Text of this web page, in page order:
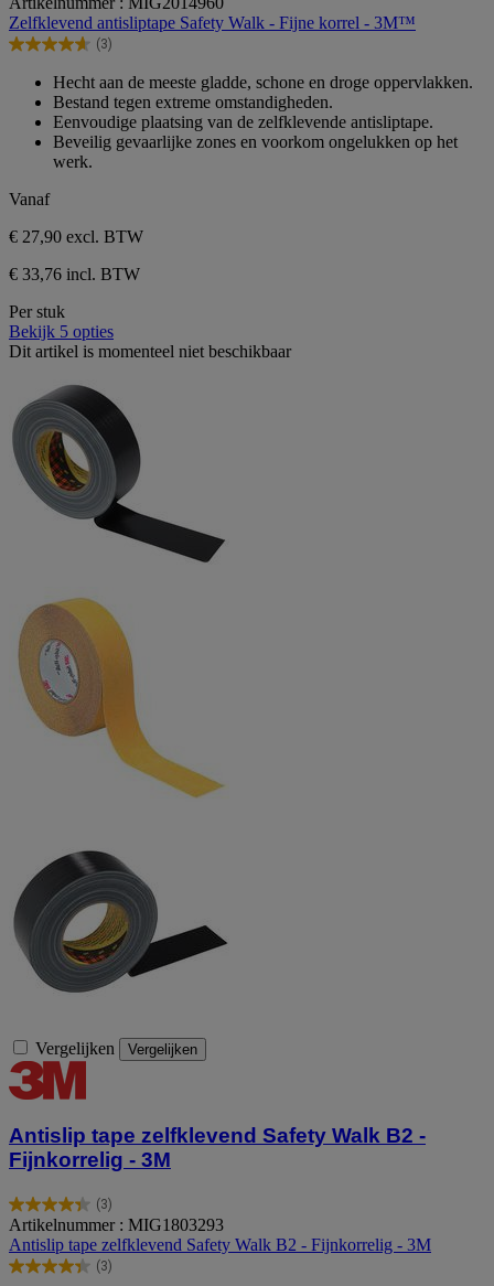
van
de
5
beoordelingen
Zelfklevend antisliptape Safety Walk - Fijne korrel - 3M™
(3)
4.7
sterren.
beoordelingen
Hecht aan de meeste gladde, schone en droge oppervlakken.
Bestand tegen extreme omstandigheden.
Eenvoudige plaatsing van de zelfklevende antisliptape.
Beveilig gevaarlijke zones en voorkom ongelukken op het
werk.
Vanaf
€ 27,90 excl. BTW
€ 33,76 incl. BTW
Per stuk
Bekijk 5 opties
Dit artikel is momenteel niet beschikbaar
Vergelijken Vergelijken
Antislip tape zelfklevend Safety Walk B2 -
Fijnkorrelig - 3M
(3)
4.3
van
de
5
Artikelnummer : MIG1803293
Antislip tape zelfklevend Safety Walk B2 - Fijnkorrelig - 3M
(3)
4.3